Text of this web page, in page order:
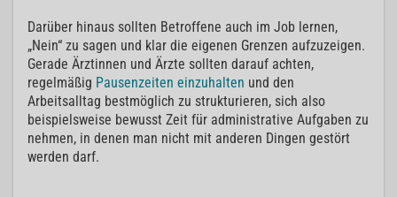
Darüber hinaus sollten Betroffene auch im Job lernen,
„Nein“ zu sagen und klar die eigenen Grenzen aufzuzeigen.
Gerade Ärztinnen und Ärzte sollten darauf achten,
regelmäßig Pausenzeiten einzuhalten und den
Arbeitsalltag bestmöglich zu strukturieren, sich also
beispielsweise bewusst Zeit für administrative Aufgaben zu
nehmen, in denen man nicht mit anderen Dingen gestört
werden darf.